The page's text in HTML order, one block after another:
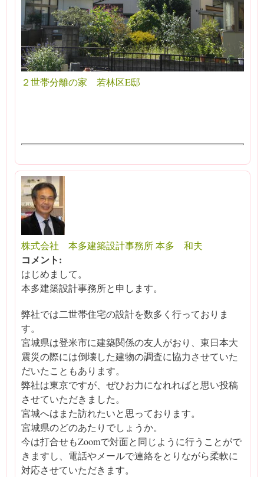
２世帯分離の家 若林区E邸
株式会社 本多建築設計事務所 本多 和夫
コメント:
はじめまして。
本多建築設計事務所と申します。
弊社では二世帯住宅の設計を数多く行っておりま
す。
宮城県は登米市に建築関係の友人がおり、東日本大
震災の際には倒壊した建物の調査に協力させていた
だいたこともあります。
弊社は東京ですが、ぜひお力になれればと思い投稿
させていただきました。
宮城へはまた訪れたいと思っております。
宮城県のどのあたりでしょうか。
今は打合せもZoomで対面と同じように行うことがで
きますし、電話やメールで連絡をとりながら柔軟に
対応させていただきます。